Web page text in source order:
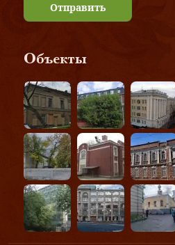
Отправить
Объекты